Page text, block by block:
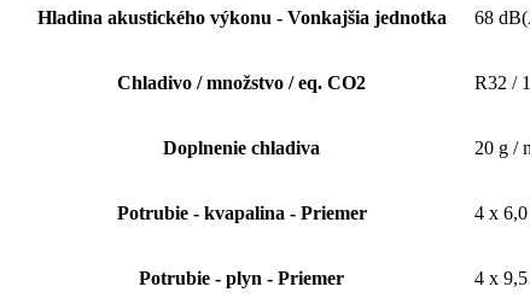
Hladina akustického výkonu - Vonkajšia jednotka 68
Chladivo / množstvo / eq. CO2 R32 /
Doplnenie chladiva 20 g /
Potrubie - kvapalina - Priemer 4 x
Potrubie - plyn - Priemer 4 x